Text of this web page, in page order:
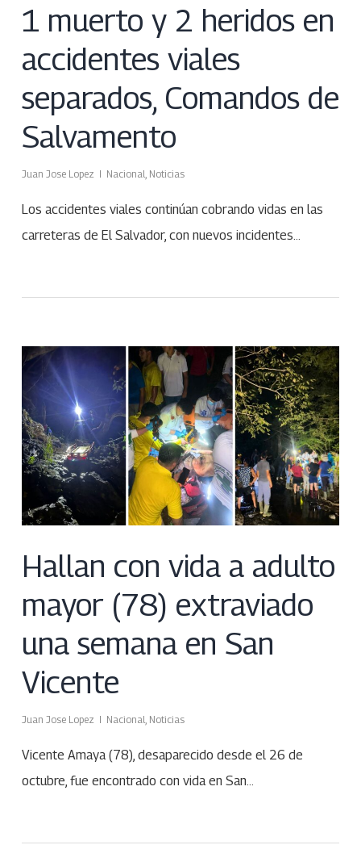
1 muerto y 2 heridos en
accidentes viales
separados, Comandos de
Salvamento
Juan Jose Lopez Nacional Noticias
Los accidentes viales continúan cobrando vidas en las
carreteras de El Salvador, con nuevos incidentes…
Hallan con vida a adulto
mayor (78) extraviado
una semana en San
Vicente
Juan Jose Lopez Nacional Noticias
Vicente Amaya (78), desaparecido desde el 26 de
octubre, fue encontrado con vida en San…